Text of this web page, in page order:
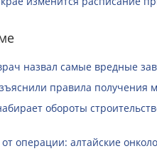
назвал самые вредные
правила
обороты
операции: алтайские